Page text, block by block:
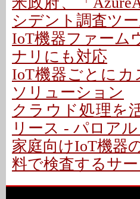
シデント調査ツ
IoT機器ファーム
ナリにも対応
IoT機器ごとに
ソリューション
クラウド処理を
リース - パロアル
家庭向けIoT機器
料で検査するサ